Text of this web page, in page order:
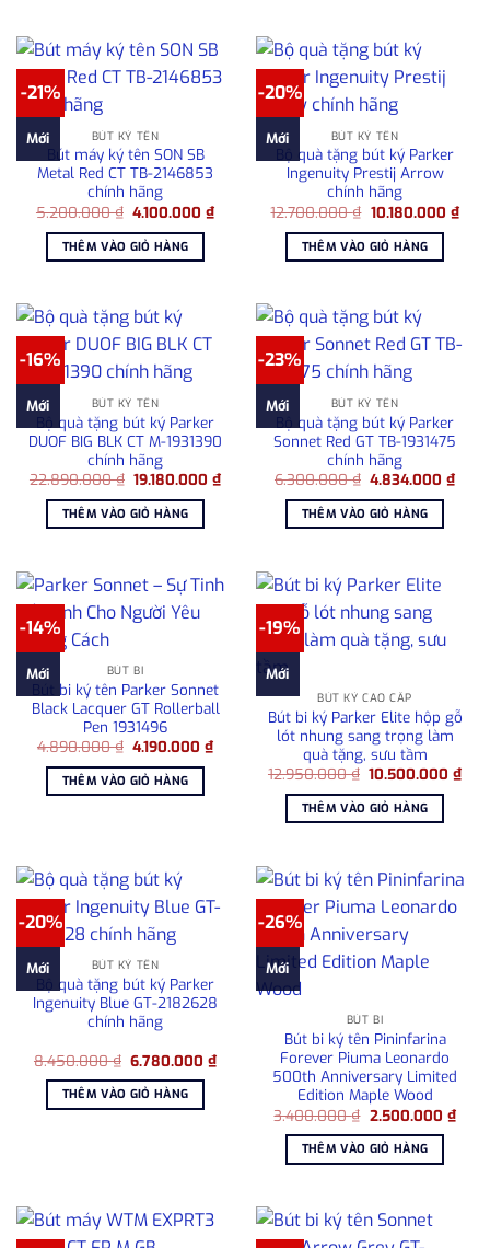
-21%
Mới BÚT KÝ TÊN
Bút máy ký tên SON SB
Metal Red CT TB-2146853
chính hãng
5.200.000₫ Giá
là:
5.200.000 ₫.
4.100.000₫Giá
hiện
4.100.000 ₫.
THÊM VÀO GIỎ HÀNG
-20%
Mới BÚT KÝ TÊN
Bộ quà tặng bút ký Parker
Ingenuity Prestij Arrow
chính hãng
12.700.000₫ Giá
là:
12.700.000 ₫.
10.180.000 ₫Giá
hiện
THÊM VÀO GIỎ HÀNG
-16%
Mới BÚT KÝ TÊN
Bộ quà tặng bút ký Parker
DUOF BIG BLK CT M-1931390
chính hãng
22.890.000₫ Giá
là:
22.890.000 ₫.
19.180.000₫Giá
hiện
19.180.000 ₫.
THÊM VÀO GIỎ HÀNG
-23%
Mới BÚT KÝ TÊN
Bộ quà tặng bút ký Parker
Sonnet Red GT TB-1931475
chính hãng
6.300.000₫ Giá
là:
6.300.000 ₫.
4.834.000₫Giá
hiện
THÊM VÀO GIỎ HÀNG
-14%
Mới BÚT BI
Bút bi ký tên Parker Sonnet
Black Lacquer GT Rollerball
Pen 1931496
4.890.000₫ Giá
là:
4.890.000 ₫.
4.190.000₫Giá
hiện
4.190.000 ₫.
THÊM VÀO GIỎ HÀNG
-19%
Mới
BÚT KÝ CAO CẤP
Bút bi ký Parker Elite hộp gỗ
lót nhung sang trọng làm
quà tặng, sưu tầm
12.950.000₫ Giá
là:
12.950.000 ₫.
10.500.000₫Giá
hiện
THÊM VÀO GIỎ HÀNG
-20%
Mới BÚT KÝ TÊN
Bộ quà tặng bút ký Parker
Ingenuity Blue GT-2182628
chính hãng
8.450.000₫ Giá
là:
8.450.000 ₫.
6.780.000₫Giá
hiện
6.780.000 ₫.
THÊM VÀO GIỎ HÀNG
-26%
Mới
BÚT BI
Bút bi ký tên Pininfarina
Forever Piuma Leonardo
500th Anniversary Limited
Edition Maple Wood
3.400.000₫ Giá
là:
3.400.000 ₫.
2.500.000 ₫Giá
hiện
THÊM VÀO GIỎ HÀNG